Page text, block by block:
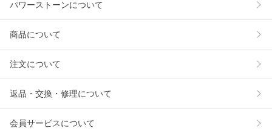
パワーストーンについて
商品について
注文について
返品・交換・修理について
会員サービスについて